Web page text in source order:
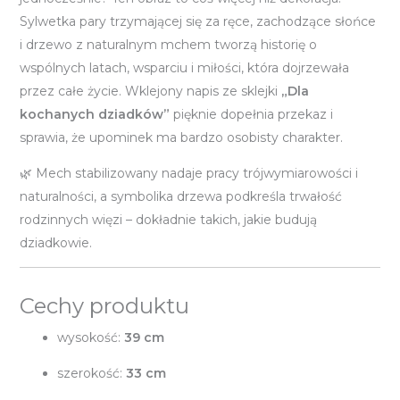
Sylwetka pary trzymającej się za ręce, zachodzące słońce
i drzewo z naturalnym mchem tworzą historię o
wspólnych latach, wsparciu i miłości, która dojrzewała
przez całe życie. Wklejony napis ze sklejki „Dla
kochanych dziadków” pięknie dopełnia przekaz i
sprawia, że upominek ma bardzo osobisty charakter.
🌿 Mech stabilizowany nadaje pracy trójwymiarowości i
naturalności, a symbolika drzewa podkreśla trwałość
rodzinnych więzi – dokładnie takich, jakie budują
dziadkowie.
Cechy produktu
wysokość: 39 cm
szerokość: 33 cm